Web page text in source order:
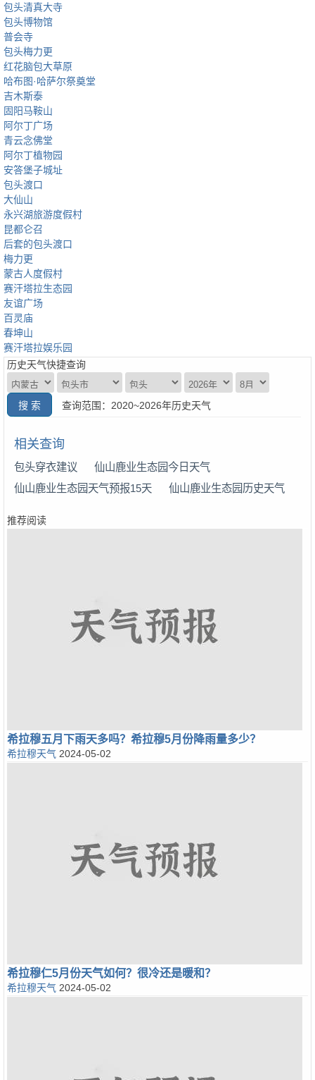
包头清真大寺
包头博物馆
普会寺
包头梅力更
红花脑包大草原
哈布图·哈萨尔祭奠堂
吉木斯泰
固阳马鞍山
阿尔丁广场
青云念佛堂
阿尔丁植物园
安答堡子城址
包头渡口
大仙山
永兴湖旅游度假村
昆都仑召
后套的包头渡口
梅力更
蒙古人度假村
赛汗塔拉生态园
友谊广场
百灵庙
春坤山
赛汗塔拉娱乐园
历史天气快捷查询
查询范围：2020~2026年历史天气
相关查询
包头穿衣建议
仙山鹿业生态园今日天气
仙山鹿业生态园天气预报15天
仙山鹿业生态园历史天气
推荐阅读
希拉穆五月下雨天多吗？希拉穆5月份降雨量多少？
希拉穆天气 2024-05-02
希拉穆仁5月份天气如何？很冷还是暖和？
希拉穆天气 2024-05-02